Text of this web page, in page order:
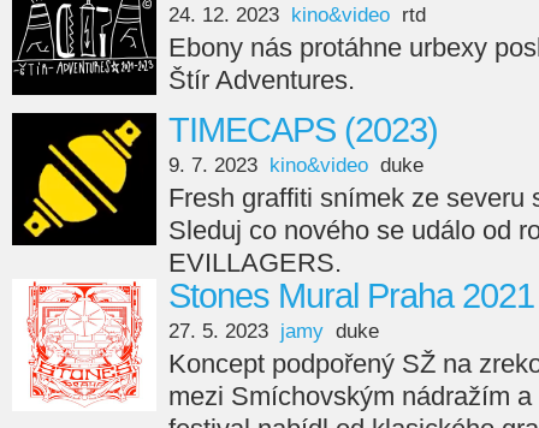
24. 12. 2023 kino&video rtd
Ebony nás protáhne urbexy
Štír Adventures.
TIMECAPS (2023)
9. 7. 2023 kino&video duke
Fresh graffiti snímek ze severu
Sleduj co nového se událo od
EVILLAGERS.
Stones Mural Praha 2021
27. 5. 2023 jamy duke
Koncept podpořený SŽ na
mezi Smíchovským nádražím